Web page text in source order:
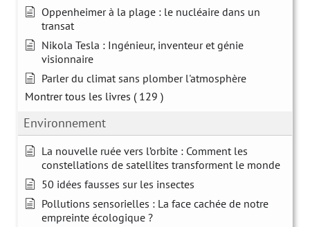
Oppenheimer à la plage : le nucléaire dans un
transat
Nikola Tesla : Ingénieur, inventeur et génie
visionnaire
Parler du climat sans plomber l'atmosphère
Montrer tous les livres ( 129 )
Environnement
La nouvelle ruée vers l’orbite : Comment les
constellations de satellites transforment le monde
50 idées fausses sur les insectes
Pollutions sensorielles : La face cachée de notre
empreinte écologique ?